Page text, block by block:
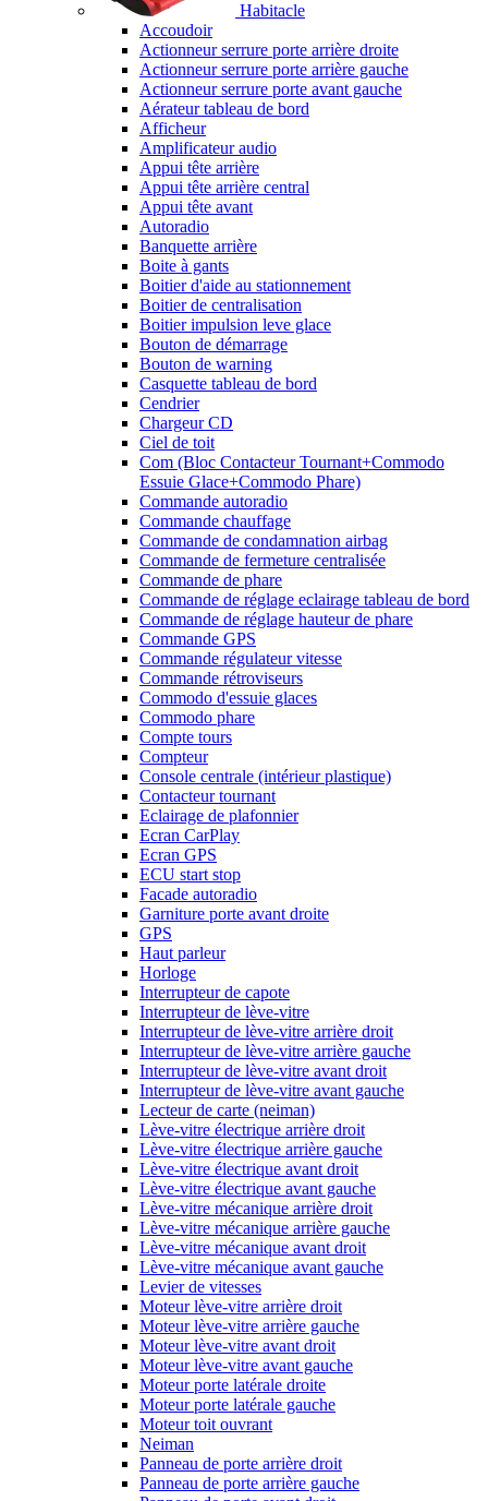
Habitacle
Accoudoir
Actionneur serrure porte arrière droite
Actionneur serrure porte arrière gauche
Actionneur serrure porte avant gauche
Aérateur tableau de bord
Afficheur
Amplificateur audio
Appui tête arrière
Appui tête arrière central
Appui tête avant
Autoradio
Banquette arrière
Boite à gants
Boitier d'aide au stationnement
Boitier de centralisation
Boitier impulsion leve glace
Bouton de démarrage
Bouton de warning
Casquette tableau de bord
Cendrier
Chargeur CD
Ciel de toit
Com (Bloc Contacteur Tournant+Commodo
Essuie Glace+Commodo Phare)
Commande autoradio
Commande chauffage
Commande de condamnation airbag
Commande de fermeture centralisée
Commande de phare
Commande de réglage eclairage tableau de bord
Commande de réglage hauteur de phare
Commande GPS
Commande régulateur vitesse
Commande rétroviseurs
Commodo d'essuie glaces
Commodo phare
Compte tours
Compteur
Console centrale (intérieur plastique)
Contacteur tournant
Eclairage de plafonnier
Ecran CarPlay
Ecran GPS
ECU start stop
Facade autoradio
Garniture porte avant droite
GPS
Haut parleur
Horloge
Interrupteur de capote
Interrupteur de lève-vitre
Interrupteur de lève-vitre arrière droit
Interrupteur de lève-vitre arrière gauche
Interrupteur de lève-vitre avant droit
Interrupteur de lève-vitre avant gauche
Lecteur de carte (neiman)
Lève-vitre électrique arrière droit
Lève-vitre électrique arrière gauche
Lève-vitre électrique avant droit
Lève-vitre électrique avant gauche
Lève-vitre mécanique arrière droit
Lève-vitre mécanique arrière gauche
Lève-vitre mécanique avant droit
Lève-vitre mécanique avant gauche
Levier de vitesses
Moteur lève-vitre arrière droit
Moteur lève-vitre arrière gauche
Moteur lève-vitre avant droit
Moteur lève-vitre avant gauche
Moteur porte latérale droite
Moteur porte latérale gauche
Moteur toit ouvrant
Neiman
Panneau de porte arrière droit
Panneau de porte arrière gauche